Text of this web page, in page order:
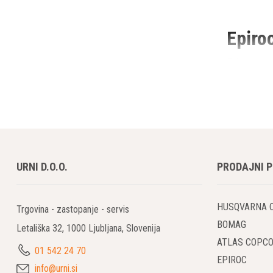
Epiroc je
Podjetje
vključuje
URNI D.O.O.
Trgovina - zastopanje - servis
Letališka 32, 1000 Ljubljana, Slovenija
01 542 24 70
info@urni.si
PRODAJNI
HUSQVARNA
BOMAG
ATLAS COPCO
EPIROC